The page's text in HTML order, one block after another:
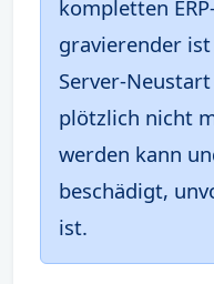
kompletten
gravierender
Server-
plötzlich nicht
werden kann
beschädigt,
ist.